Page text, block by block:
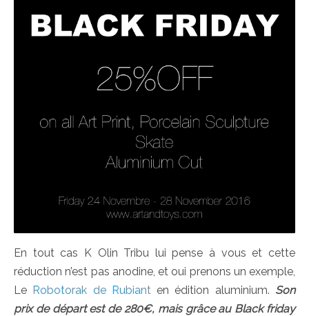
En tout cas K Olin Tribu lui pense à vous et cette
réduction n’est pas anodine, et oui prenons un exemple,
Le Robotorak de Rubianten édition aluminium. Son
prix de départ est de 280€, mais grâce au Black friday